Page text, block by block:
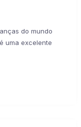
do mundo
uma excelente